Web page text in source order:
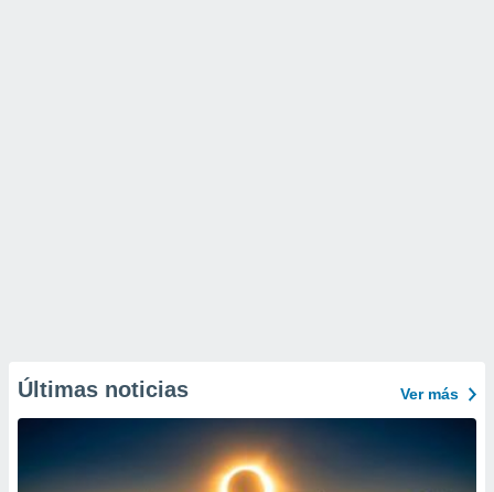
Últimas noticias Ver más